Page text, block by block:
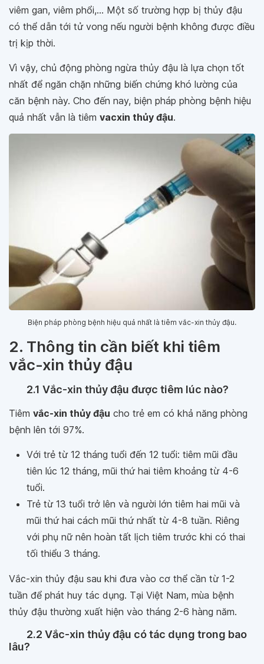
viêm gan, viêm phổi,... Một số trường hợp bị thủy đậu
có thể dẫn tới tử vong nếu người bệnh không được điều
trị kịp thời.
Vì vậy, chủ động phòng ngừa thủy đậu là lựa chọn tốt
nhất để ngăn chặn những biến chứng khó lường của
căn bệnh này. Cho đến nay, biện pháp phòng bệnh hiệu
quả nhất vẫn là tiêm vacxin thủy đậu.
Biện pháp phòng bệnh hiệu quả nhất là tiêm vắc-xin thủy đậu.
2. Thông tin cần biết khi tiêm
vắc-xin thủy đậu
2.1 Vắc-xin thủy đậu được tiêm lúc nào?
Tiêm vắc-xin thủy đậu cho trẻ em có khả năng phòng
bệnh lên tới 97%.
Với trẻ từ 12 tháng tuổi đến 12 tuổi: tiêm mũi đầu
tiên lúc 12 tháng, mũi thứ hai tiêm khoảng từ 4-6
tuổi.
Trẻ từ 13 tuổi trở lên và người lớn tiêm hai mũi và
mũi thứ hai cách mũi thứ nhất từ 4-8 tuần. Riêng
với phụ nữ nên hoàn tất lịch tiêm trước khi có thai
tối thiểu 3 tháng.
Vắc-xin thủy đậu sau khi đưa vào cơ thể cần từ 1-2
tuần để phát huy tác dụng. Tại Việt Nam, mùa bệnh
thủy đậu thường xuất hiện vào tháng 2-6 hàng năm.
2.2 Vắc-xin thủy đậu có tác dụng trong bao
lâu?